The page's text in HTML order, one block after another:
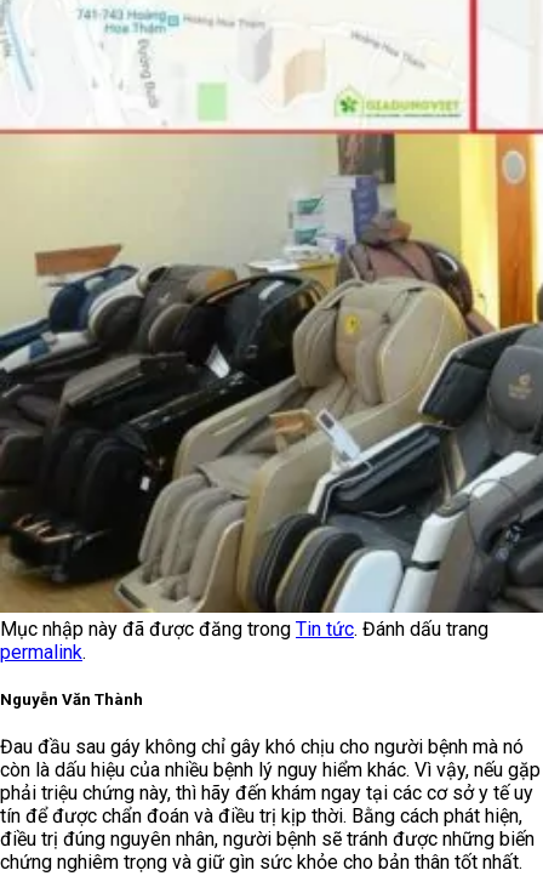
Mục nhập này đã được đăng trong Tin tức. Đánh dấu trang
permalink.
Nguyễn Văn Thành
Đau đầu sau gáy không chỉ gây khó chịu cho người bệnh mà nó
còn là dấu hiệu của nhiều bệnh lý nguy hiểm khác. Vì vậy, nếu gặp
phải triệu chứng này, thì hãy đến khám ngay tại các cơ sở y tế uy
tín để được chẩn đoán và điều trị kịp thời. Bằng cách phát hiện,
điều trị đúng nguyên nhân, người bệnh sẽ tránh được những biến
chứng nghiêm trọng và giữ gìn sức khỏe cho bản thân tốt nhất.